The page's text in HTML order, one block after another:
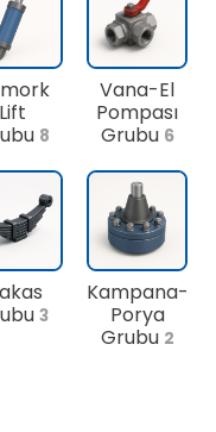
Lift
8
Vana-El
Pompası
Grubu 6
3
Kampana-
Porya
Grubu 2